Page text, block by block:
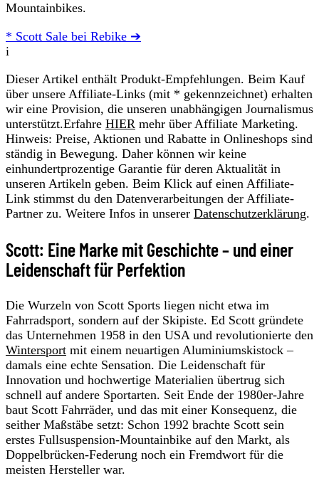
Mountainbikes.
* Scott Sale bei Rebike ➔
i
Dieser Artikel enthält Produkt-Empfehlungen. Beim Kauf
über unsere Affiliate-Links (mit * gekennzeichnet) erhalten
wir eine Provision, die unseren unabhängigen Journalismus
unterstützt.Erfahre HIER mehr über Affiliate Marketing.
Hinweis: Preise, Aktionen und Rabatte in Onlineshops sind
ständig in Bewegung. Daher können wir keine
einhundertprozentige Garantie für deren Aktualität in
unseren Artikeln geben. Beim Klick auf einen Affiliate-
Link stimmst du den Datenverarbeitungen der Affiliate-
Partner zu. Weitere Infos in unserer Datenschutzerklärung.
Scott: Eine Marke mit Geschichte – und einer
Leidenschaft für Perfektion
Die Wurzeln von Scott Sports liegen nicht etwa im
Fahrradsport, sondern auf der Skipiste. Ed Scott gründete
das Unternehmen 1958 in den USA und revolutionierte den
Wintersport mit einem neuartigen Aluminiumskistock –
damals eine echte Sensation. Die Leidenschaft für
Innovation und hochwertige Materialien übertrug sich
schnell auf andere Sportarten. Seit Ende der 1980er-Jahre
baut Scott Fahrräder, und das mit einer Konsequenz, die
seither Maßstäbe setzt: Schon 1992 brachte Scott sein
erstes Fullsuspension-Mountainbike auf den Markt, als
Doppelbrücken-Federung noch ein Fremdwort für die
meisten Hersteller war.